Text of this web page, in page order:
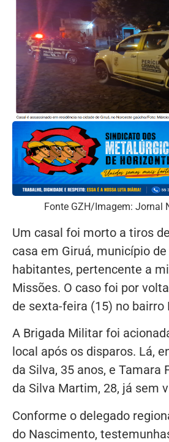
Fonte GZH/Imagem: Jornal
Um casal foi morto a tiros
casa em Giruá, município
habitantes, pertencente a
Missões. O caso foi por
de sexta-feira (15) no bairro
A Brigada Militar foi
local após os disparos. Lá,
da Silva, 35 anos, e Tamara
da Silva Martim, 28, já sem
Conforme o delegado
do Nascimento,